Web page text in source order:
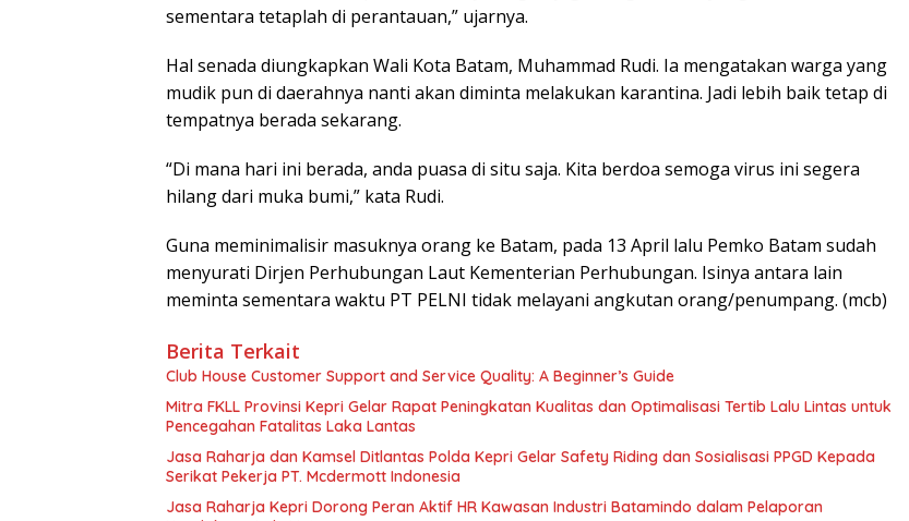
sementara tetaplah di perantauan,” ujarnya.
Hal senada diungkapkan Wali Kota Batam, Muhammad Rudi. Ia mengatakan warga yang
mudik pun di daerahnya nanti akan diminta melakukan karantina. Jadi lebih baik tetap di
tempatnya berada sekarang.
“Di mana hari ini berada, anda puasa di situ saja. Kita berdoa semoga virus ini segera
hilang dari muka bumi,” kata Rudi.
Guna meminimalisir masuknya orang ke Batam, pada 13 April lalu Pemko Batam sudah
menyurati Dirjen Perhubungan Laut Kementerian Perhubungan. Isinya antara lain
meminta sementara waktu PT PELNI tidak melayani angkutan orang/penumpang. (mcb)
Berita Terkait
Club House Customer Support and Service Quality: A Beginner’s Guide
Mitra FKLL Provinsi Kepri Gelar Rapat Peningkatan Kualitas dan Optimalisasi Tertib Lalu Lintas untuk
Pencegahan Fatalitas Laka Lantas
Jasa Raharja dan Kamsel Ditlantas Polda Kepri Gelar Safety Riding dan Sosialisasi PPGD Kepada
Serikat Pekerja PT. Mcdermott Indonesia
Jasa Raharja Kepri Dorong Peran Aktif HR Kawasan Industri Batamindo dalam Pelaporan